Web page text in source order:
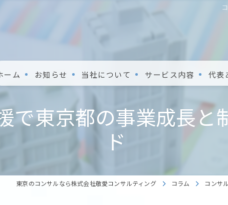
ーム お知らせ 当社について サービス内容 代表
で東京都の事業成長と
ド
東京のコンサルなら株式会社敬愛コンサルティング コラム コンサ